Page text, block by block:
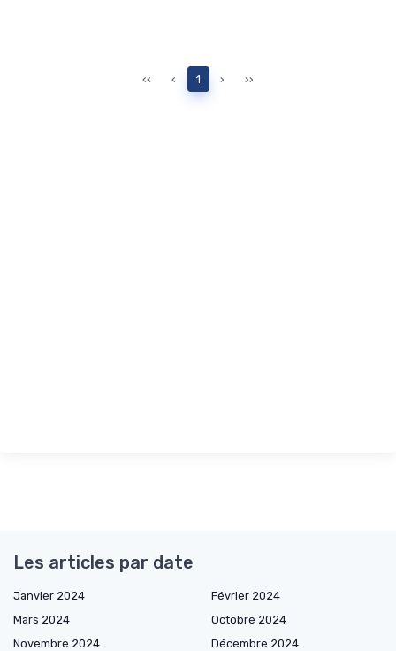
‹‹ ‹ 1 › ››
Les articles par date
Janvier 2024
Février 2024
Mars 2024
Octobre 2024
Novembre 2024
Décembre 2024